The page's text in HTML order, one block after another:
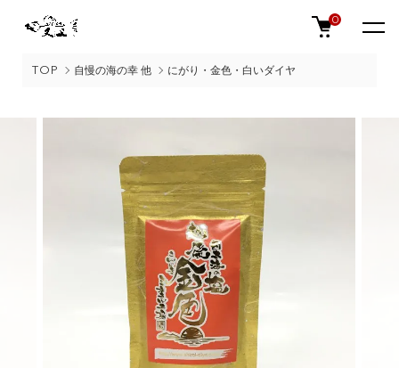
0
TOP 自慢の海の幸 他 にがり・金色・白いダイヤ